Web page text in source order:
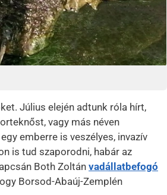
Július elején adtunk róla hírt,
vagy más néven
emberre is veszélyes, invazív
is tud szaporodni, habár az
Both Zoltán vadállatbefogó
Borsod-Abaúj-Zemplén